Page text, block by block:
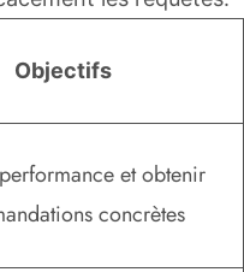
Objectifs
et obtenir
concrètes